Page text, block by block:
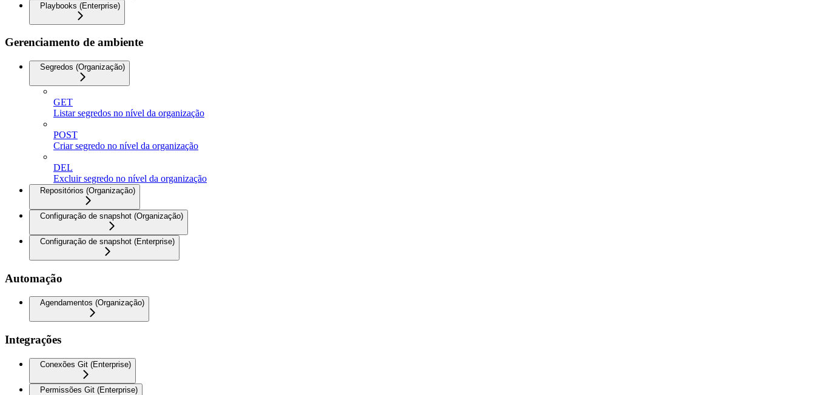
Playbooks (Enterprise)
Gerenciamento de ambiente
Segredos (Organização)
GET
Listar segredos no nível da organização
POST
Criar segredo no nível da organização
DEL
Excluir segredo no nível da organização
Repositórios (Organização)
Configuração de snapshot (Organização)
Configuração de snapshot (Enterprise)
Automação
Agendamentos (Organização)
Integrações
Conexões Git (Enterprise)
Permissões Git (Enterprise)